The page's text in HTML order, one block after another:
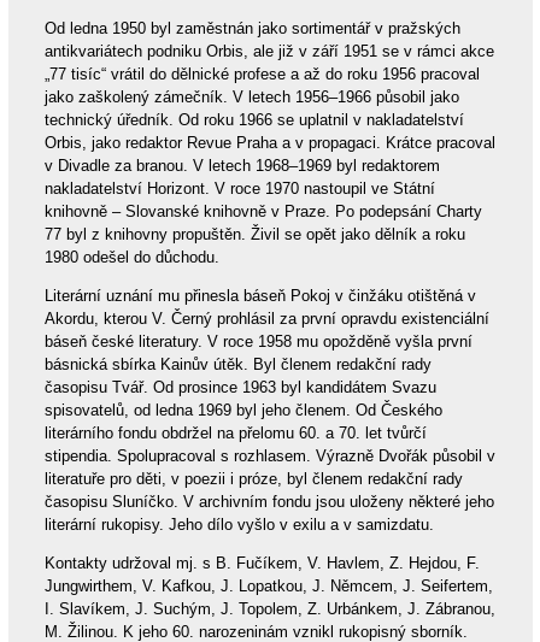
Od ledna 1950 byl zaměstnán jako sortimentář v pražských
antikvariátech podniku Orbis, ale již v září 1951 se v rámci akce
„77 tisíc“ vrátil do dělnické profese a až do roku 1956 pracoval
jako zaškolený zámečník. V letech 1956–1966 působil jako
technický úředník. Od roku 1966 se uplatnil v nakladatelství
Orbis, jako redaktor Revue Praha a v propagaci. Krátce pracoval
v Divadle za branou. V letech 1968–1969 byl redaktorem
nakladatelství Horizont. V roce 1970 nastoupil ve Státní
knihovně – Slovanské knihovně v Praze. Po podepsání Charty
77 byl z knihovny propuštěn. Živil se opět jako dělník a roku
1980 odešel do důchodu.
Literární uznání mu přinesla báseň Pokoj v činžáku otištěná v
Akordu, kterou V. Černý prohlásil za první opravdu existenciální
báseň české literatury. V roce 1958 mu opožděně vyšla první
básnická sbírka Kainův útěk. Byl členem redakční rady
časopisu Tvář. Od prosince 1963 byl kandidátem Svazu
spisovatelů, od ledna 1969 byl jeho členem. Od Českého
literárního fondu obdržel na přelomu 60. a 70. let tvůrčí
stipendia. Spolupracoval s rozhlasem. Výrazně Dvořák působil v
literatuře pro děti, v poezii i próze, byl členem redakční rady
časopisu Sluníčko. V archivním fondu jsou uloženy některé jeho
literární rukopisy. Jeho dílo vyšlo v exilu a v samizdatu.
Kontakty udržoval mj. s B. Fučíkem, V. Havlem, Z. Hejdou, F.
Jungwirthem, V. Kafkou, J. Lopatkou, J. Němcem, J. Seifertem,
I. Slavíkem, J. Suchým, J. Topolem, Z. Urbánkem, J. Zábranou,
M. Žilinou. K jeho 60. narozeninám vznikl rukopisný sborník.